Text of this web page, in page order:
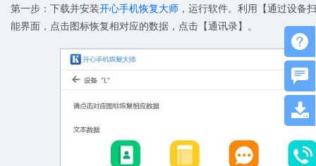
第一步：下载并安装开心手机恢复大师 ，运行软件。利用【通过设备
能界面，点击图标恢复相对应的数据，点击【通讯录】。


